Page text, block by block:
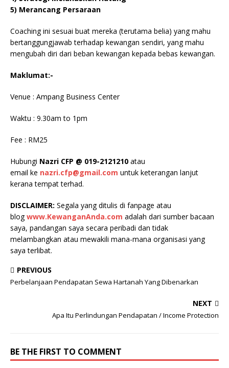
5) Merancang Persaraan
Coaching ini sesuai buat mereka (terutama belia) yang mahu
bertanggungjawab terhadap kewangan sendiri, yang mahu
mengubah diri dari beban kewangan kepada bebas kewangan.
Maklumat:-
Venue : Ampang Business Center
Waktu : 9.30am to 1pm
Fee : RM25
Hubungi Nazri CFP @ 019-2121210 atau
email ke nazri.cfp@gmail.com untuk keterangan lanjut
kerana tempat terhad.
DISCLAIMER: Segala yang ditulis di fanpage atau
blogwww.KewanganAnda.com adalah dari sumber bacaan
saya, pandangan saya secara peribadi dan tidak
melambangkan atau mewakili mana-mana organisasi yang
saya terlibat.
PREVIOUS
Perbelanjaan Pendapatan Sewa Hartanah Yang Dibenarkan
NEXT
Apa Itu Perlindungan Pendapatan / Income Protection
BE THE FIRST TO COMMENT